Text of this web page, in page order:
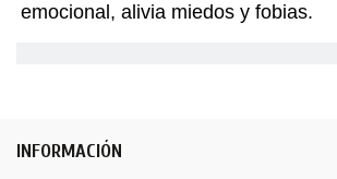
emocional, alivia miedos y fobias.
INFORMACIÓN